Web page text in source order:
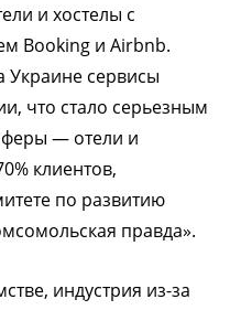
и хостелы с
Booking и Airbnb.
Украине сервисы
что стало серьезным
— отели и
клиентов,
по развитию
правда».
индустрия из-за